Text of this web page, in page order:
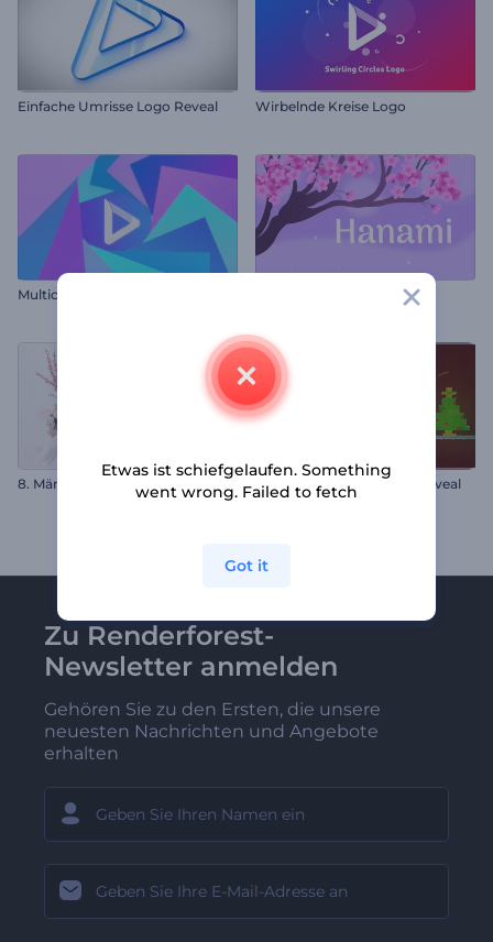
Einfache Umrisse Logo Reveal Wirbelnde Kreise Logo
Multicolor Twist Reveal Blumiger Hanami Opener
8. März Blumen Grüße Weihnachtsmann-Logo Reveal
Zu Renderforest-
Newsletter anmelden
Gehören Sie zu den Ersten, die unsere
neuesten Nachrichten und Angebote
erhalten
Etwas ist schiefgelaufen. Something
went wrong. Failed to fetch
Got it